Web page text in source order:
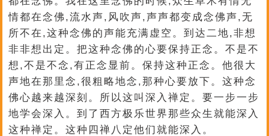
情都在念佛,流水声,风吹声,声声都变成念佛声,无
所不在,这种念佛的声能充满虚空。到达二地,非想
非非想出定。把这种念佛的心要保持正念。不是不
想,不是不念,有正念显前。保持这种正念。他很大
声地在那里念,很粗略地念,那种心要放下。这种念
佛心越来越深刻。所以这叫深入禅定。要一步一步
地学会深入。到了西方极乐世界那些众生就能深入
这种禅定。这种四禅八定他们就能深入。